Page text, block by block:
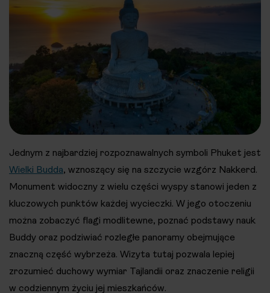
Jednym z najbardziej rozpoznawalnych symboli Phuket jest
Wielki Budda, wznoszący się na szczycie wzgórz Nakkerd.
Monument widoczny z wielu części wyspy stanowi jeden z
kluczowych punktów każdej wycieczki. W jego otoczeniu
można zobaczyć flagi modlitewne, poznać podstawy nauk
Buddy oraz podziwiać rozległe panoramy obejmujące
znaczną część wybrzeża. Wizyta tutaj pozwala lepiej
zrozumieć duchowy wymiar Tajlandii oraz znaczenie religii
w codziennym życiu jej mieszkańców.